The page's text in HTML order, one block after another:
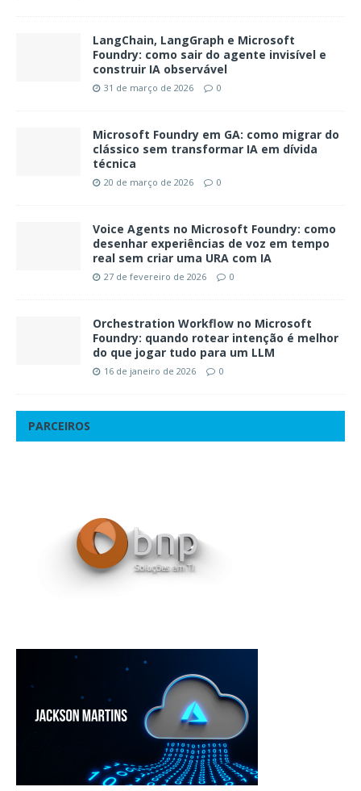
LangChain, LangGraph e Microsoft
Foundry: como sair do agente invisível e
construir IA observável
31 de março de 2026 0
Microsoft Foundry em GA: como migrar do
clássico sem transformar IA em dívida
técnica
20 de março de 2026 0
Voice Agents no Microsoft Foundry: como
desenhar experiências de voz em tempo
real sem criar uma URA com IA
27 de fevereiro de 2026 0
Orchestration Workflow no Microsoft
Foundry: quando rotear intenção é melhor
do que jogar tudo para um LLM
16 de janeiro de 2026 0
PARCEIROS